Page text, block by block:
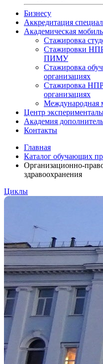
Бизнесу
Аккредитация
Академическая
Стажировка
Стажировки
ПИМУ
Стажировка
организациях
Стажировка
организациях
Международная
Центр
Академия
Контакты
Главная
Каталог обучающих
Организационно-
здравоохранения
Циклы